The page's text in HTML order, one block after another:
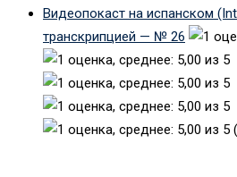
Видеопокаст на испанском
транскрипцией — № 26